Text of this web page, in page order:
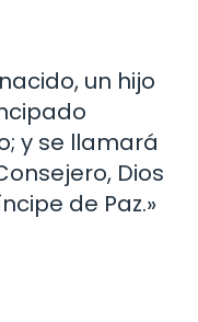
un hijo
y se llamará
Dios
de Paz.»